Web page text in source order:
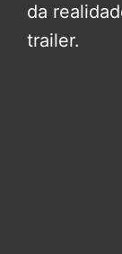
da
trailer.